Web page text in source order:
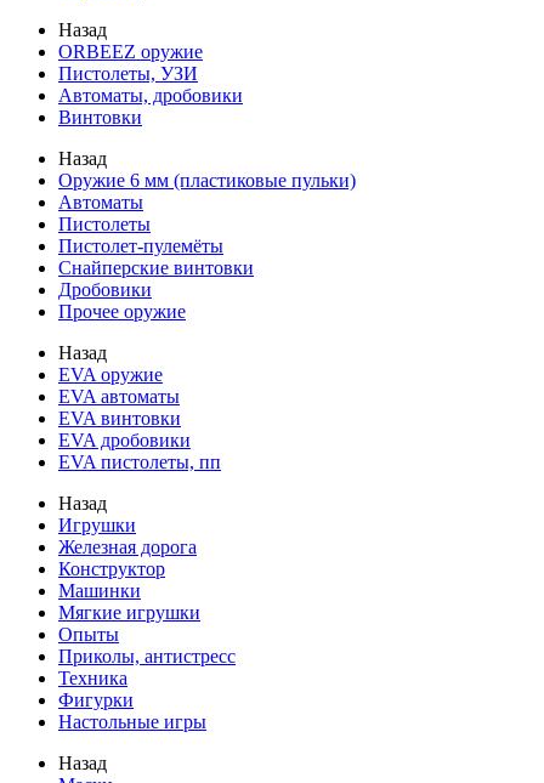
Назад
ORBEEZ оружие
Пистолеты, УЗИ
Автоматы, дробовики
Винтовки
Назад
Оружие 6 мм (пластиковые пульки)
Автоматы
Пистолеты
Пистолет-пулемёты
Снайперские винтовки
Дробовики
Прочее оружие
Назад
EVA оружие
EVA автоматы
EVA винтовки
EVA дробовики
EVA пистолеты, пп
Назад
Игрушки
Железная дорога
Конструктор
Машинки
Мягкие игрушки
Опыты
Приколы, антистресс
Техника
Фигурки
Настольные игры
Назад